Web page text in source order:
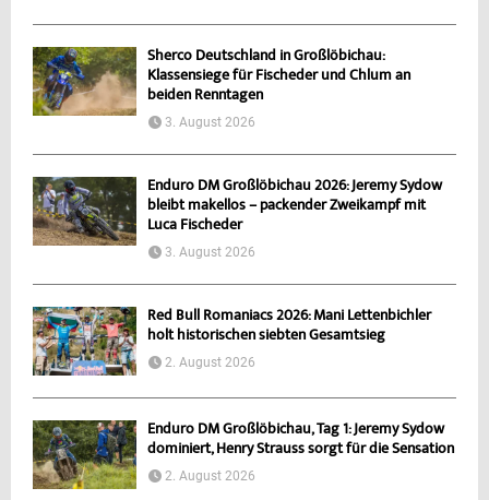
Sherco Deutschland in Großlöbichau:
Klassensiege für Fischeder und Chlum an
beiden Renntagen
3. August 2026
Enduro DM Großlöbichau 2026: Jeremy Sydow
bleibt makellos – packender Zweikampf mit
Luca Fischeder
3. August 2026
Red Bull Romaniacs 2026: Mani Lettenbichler
holt historischen siebten Gesamtsieg
2. August 2026
Enduro DM Großlöbichau, Tag 1: Jeremy Sydow
dominiert, Henry Strauss sorgt für die Sensation
2. August 2026